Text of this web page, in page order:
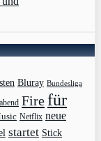
Bluray Bundesliga
Firefür
Netflix neue
startet Stick